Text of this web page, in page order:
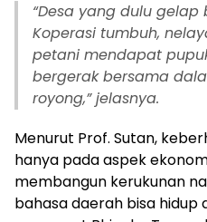
“Desa yang dulu
Koperasi tumbuh,
petani mendapat
bergerak bersama
royong,” jelasnya.
Menurut Prof. Sutan,
hanya pada aspek
membangun kerukunan
bahasa daerah bisa hidup